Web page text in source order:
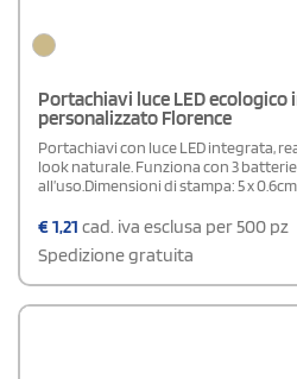
Portachiavi luce LED ecologico
personalizzato Florence
Portachiavi con luce LED integrata,
look naturale. Funziona con 3
all’uso.Dimensioni di stampa: 5 x 0.6cm
€1,21 cad. iva esclusa per 500 pz
Spedizione gratuita